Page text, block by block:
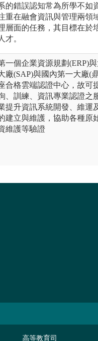
的錯誤認知常為所學不如
重在融會資訊與管理兩領
層面的任務，其目標在於
才。
一個企業資源規劃(ERP)
廠(SAP)與國內第一大廠(
合格雲端認證中心，故可
、訓練、資訊專業認證之
提升資訊系統開發、維運
建立與維護，協助各種原
維護等驗證
高等教育司